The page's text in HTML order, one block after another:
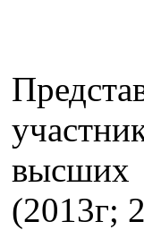
высших
(2013г;